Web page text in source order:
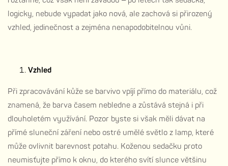
logicky, nebude vypadat jako nová, ale zachová si přirozený
vzhled, jedinečnost a zejména nenapodobitelnou vůni.
Vzhled
Při zpracovávání kůže se barvivo vpíjí přímo do materiálu, což
znamená, že barva časem nebledne a zůstává stejná i při
dlouholetém využívání. Pozor byste si však měli dávat na
přímé sluneční záření nebo ostré umělé světlo z lamp, které
může ovlivnit barevnost potahu. Koženou sedačku proto
neumisťujte přímo k oknu, do kterého svítí slunce většinu